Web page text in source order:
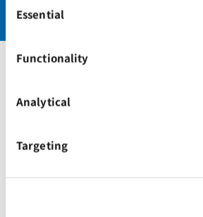
Click on the button(s) below to
Selection
Essential
Functionality
Analytical
Targeting
持续跟踪集装箱动态